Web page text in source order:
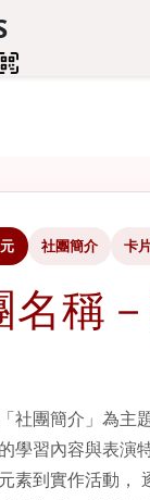
社團簡介 卡
名稱
社團簡介」為主
學習內容與表演
素到實作活動，